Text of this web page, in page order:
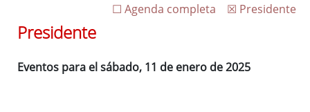
☒ Presidente
☐ Agenda completa
Presidente
Eventos para el sábado, 11 de enero de 2025